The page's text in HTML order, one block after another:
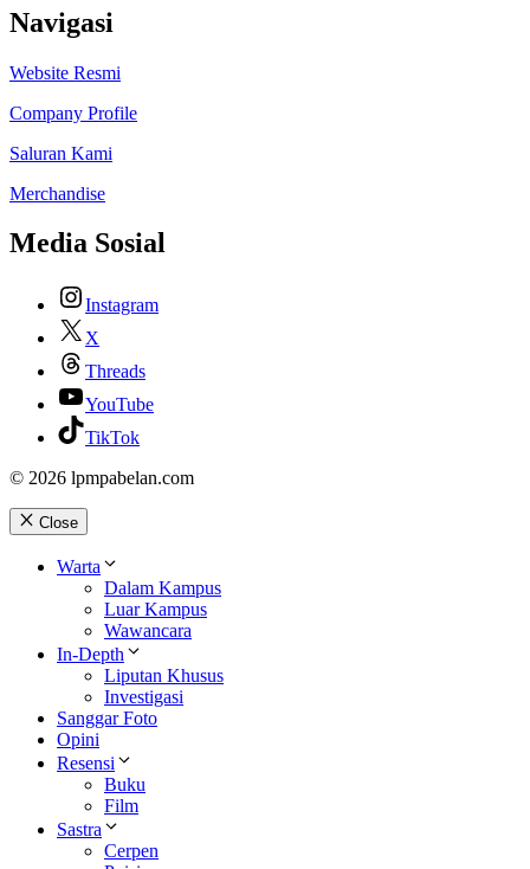
Navigasi
Website Resmi
Company Profile
Saluran Kami
Merchandise
Media Sosial
Instagram
X
Threads
YouTube
TikTok
© 2026 lpmpabelan.com
Close
Warta
Dalam Kampus
Luar Kampus
Wawancara
In-Depth
Liputan Khusus
Investigasi
Sanggar Foto
Opini
Resensi
Buku
Film
Sastra
Cerpen